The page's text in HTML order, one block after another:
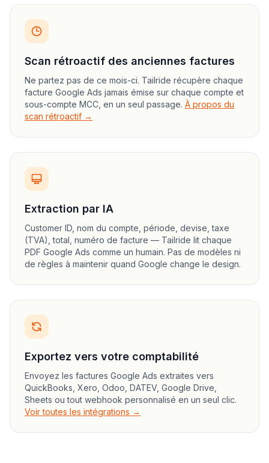
Scan rétroactif des anciennes factures
Ne partez pas de ce mois-ci. Tailride récupère chaque
facture Google Ads jamais émise sur chaque compte et
sous-compte MCC, en un seul passage. À propos du
scan rétroactif →
Extraction par IA
Customer ID, nom du compte, période, devise, taxe
(TVA), total, numéro de facture — Tailride lit chaque
PDF Google Ads comme un humain. Pas de modèles ni
de règles à maintenir quand Google change le design.
Exportez vers votre comptabilité
Envoyez les factures Google Ads extraites vers
QuickBooks, Xero, Odoo, DATEV, Google Drive,
Sheets ou tout webhook personnalisé en un seul clic.
Voir toutes les intégrations →